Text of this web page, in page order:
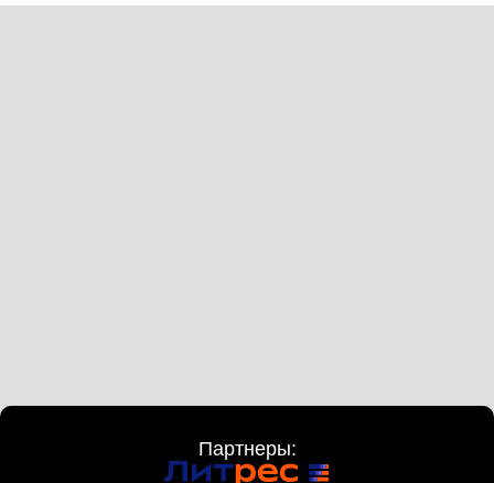
Партнеры: